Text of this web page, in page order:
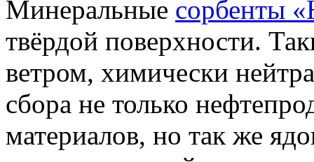
Минеральные сорбенты
твёрдой поверхности.
ветром, химически
сбора не только
материалов, но так же